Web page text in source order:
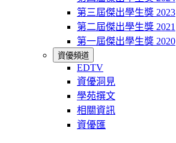
第三屆傑出學生獎 2023
第二屆傑出學生獎 2021
第一屆傑出學生獎 2020
資優頻道
EDTV
資優洞見
學苑撰文
相關資訊
資優匯